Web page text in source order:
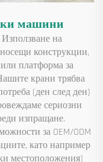
машини
Използване на
конструкции,
платформа за
крани трябва
(ден след ден)
сериозни
изпращане.
за OEM/ODM
като например
местоположения)